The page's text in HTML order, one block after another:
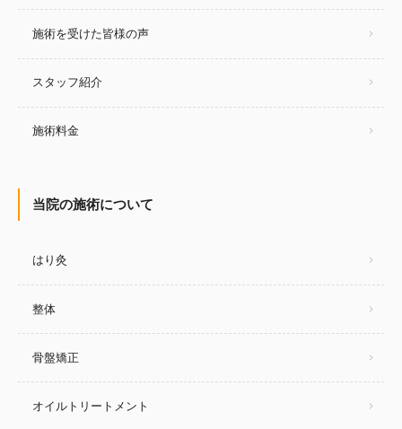
施術を受けた皆様の声
スタッフ紹介
施術料金
当院の施術について
はり灸
整体
骨盤矯正
オイルトリートメント